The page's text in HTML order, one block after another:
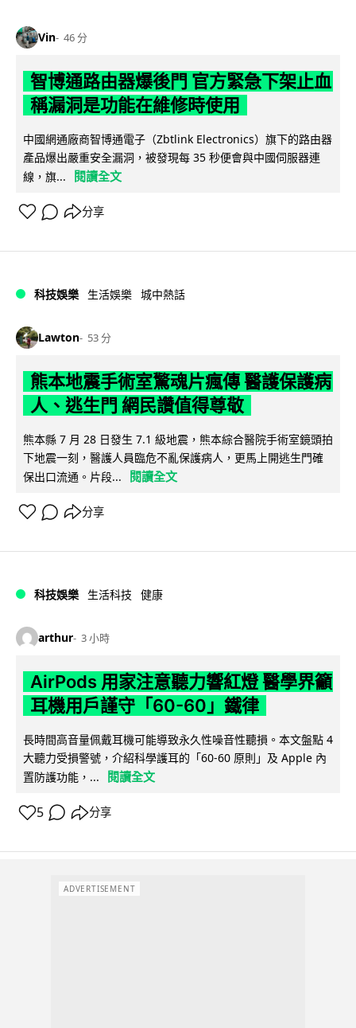
Vin 46 分
智博通路由器爆後門 官方緊急下架止血
稱漏洞是功能在維修時使用
中國網通廠商智博通電子（Zbtlink Electronics）旗下的路由器
產品爆出嚴重安全漏洞，被發現每 35 秒便會與中國伺服器連
線，旗...
閱讀全文
分享
科技娛樂 生活娛樂 城中熱話
Lawton 53 分
熊本地震手術室驚魂片瘋傳 醫護保護病
人、逃生門 網民讚值得尊敬
熊本縣 7 月 28 日發生 7.1 級地震，熊本綜合醫院手術室鏡頭拍
下地震一刻，醫護人員臨危不亂保護病人，更馬上開逃生門確
保出口流通。片段...
閱讀全文
分享
科技娛樂 生活科技 健康
arthur 3 小時
AirPods 用家注意聽力響紅燈 醫學界籲
耳機用戶謹守「60-60」鐵律
長時間高音量佩戴耳機可能導致永久性噪音性聽損。本文盤點 4
大聽力受損警號，介紹科學護耳的「60-60 原則」及 Apple 內
置防護功能，...
閱讀全文
5 分享
ADVERTISEMENT